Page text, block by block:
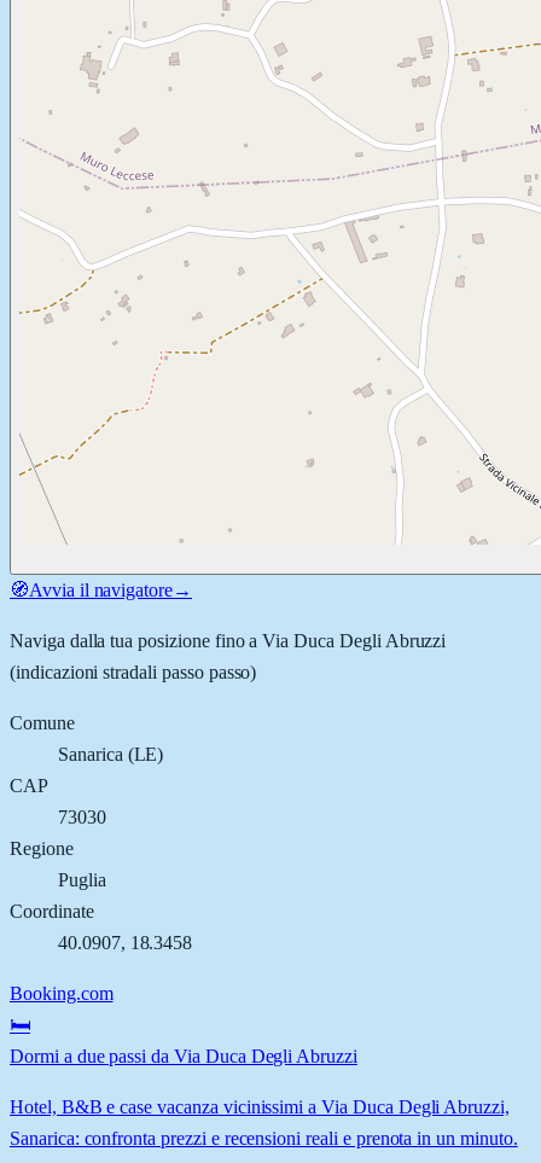
🧭Avvia il navigatore→
Naviga dalla tua posizione fino aVia Duca Degli Abruzzi
(indicazioni stradali passo passo)
Comune
Sanarica (LE)
CAP
73030
Regione
Puglia
Coordinate
40.0907, 18.3458
Booking.com
🛏️
Dormi a due passi da Via Duca Degli Abruzzi
Hotel, B&B e case vacanza vicinissimi a Via Duca Degli Abruzzi,
Sanarica: confronta prezzi e recensioni reali e prenota in un minuto.